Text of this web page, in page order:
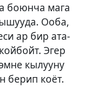
боюнча мага
Ооба,
ар бир ата-
Эгер
кылууну
берип коёт.